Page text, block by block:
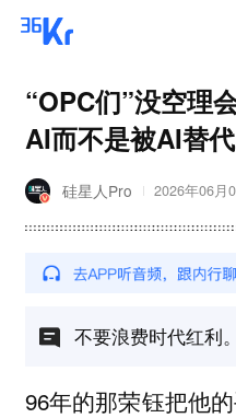
“OPC们”没空理
AI而不是被AI替代
硅星人Pro 2026年06月
不要浪费时代红利。
96年的那荣钰把他